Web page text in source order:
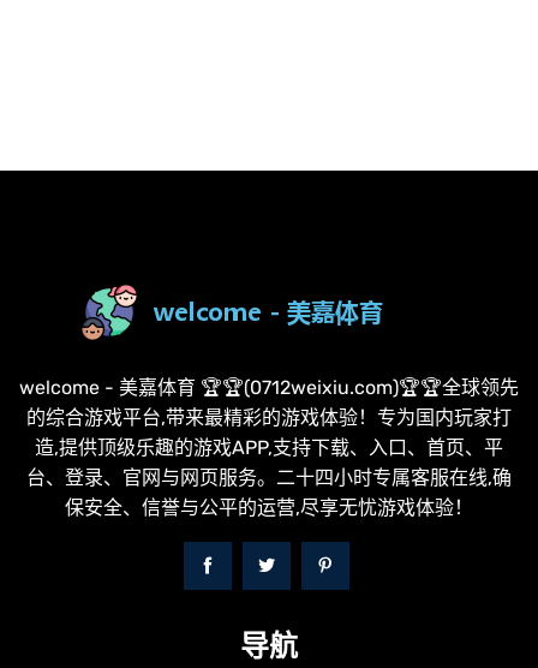
welcome - 美嘉体育 🏆🏆(0712weixiu.com)🏆🏆全球领先
的综合游戏平台,带来最精彩的游戏体验！专为国内玩家打
造,提供顶级乐趣的游戏APP,支持下载、入口、首页、平
台、登录、官网与网页服务。二十四小时专属客服在线,确
保安全、信誉与公平的运营,尽享无忧游戏体验！
导航